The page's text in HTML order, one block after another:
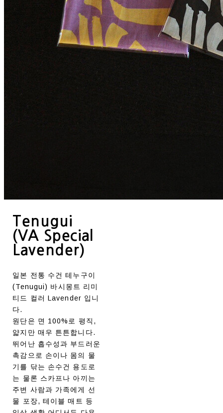
Tenugui
(VA Special
Lavender)
일본 전통 수건 테누구이
(Tenugui) 바시몽트 리미
티드 컬러 Lavender 입니
다.
원단은 면 100%로 평직,
얇지만 매우 튼튼합니다.
뛰어난 흡수성과 부드러운
촉감으로 손이나 몸의 물
기를 닦는 손수건 용도로
는 물론 스카프나 아끼는
주변 사람과 가족에게 선
물 포장, 테이블 매트 등